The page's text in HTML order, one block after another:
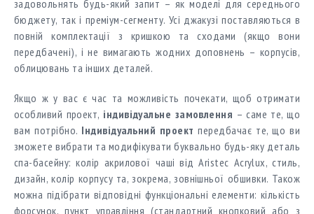
задовольнять будь-який запит – як моделі для середнього
бюджету, так і преміум-сегменту. Усі джакузі поставляються в
повній комплектації з кришкою та сходами (якщо вони
передбачені), і не вимагають жодних доповнень – корпусів,
облицювань та інших деталей.
Якщо ж у вас є час та можливість почекати, щоб отримати
особливий проект, індивідуальне замовлення – саме те, що
вам потрібно. Індивідуальний проект передбачає те, що ви
зможете вибрати та модифікувати буквально будь-яку деталь
спа-басейну: колір акрилової чаші від Aristec Acrylux, стиль,
дизайн, колір корпусу та, зокрема, зовнішньої обшивки. Також
можна підібрати відповідні функціональні елементи: кількість
форсунок, пункт управління (стандартний кнопковий або з